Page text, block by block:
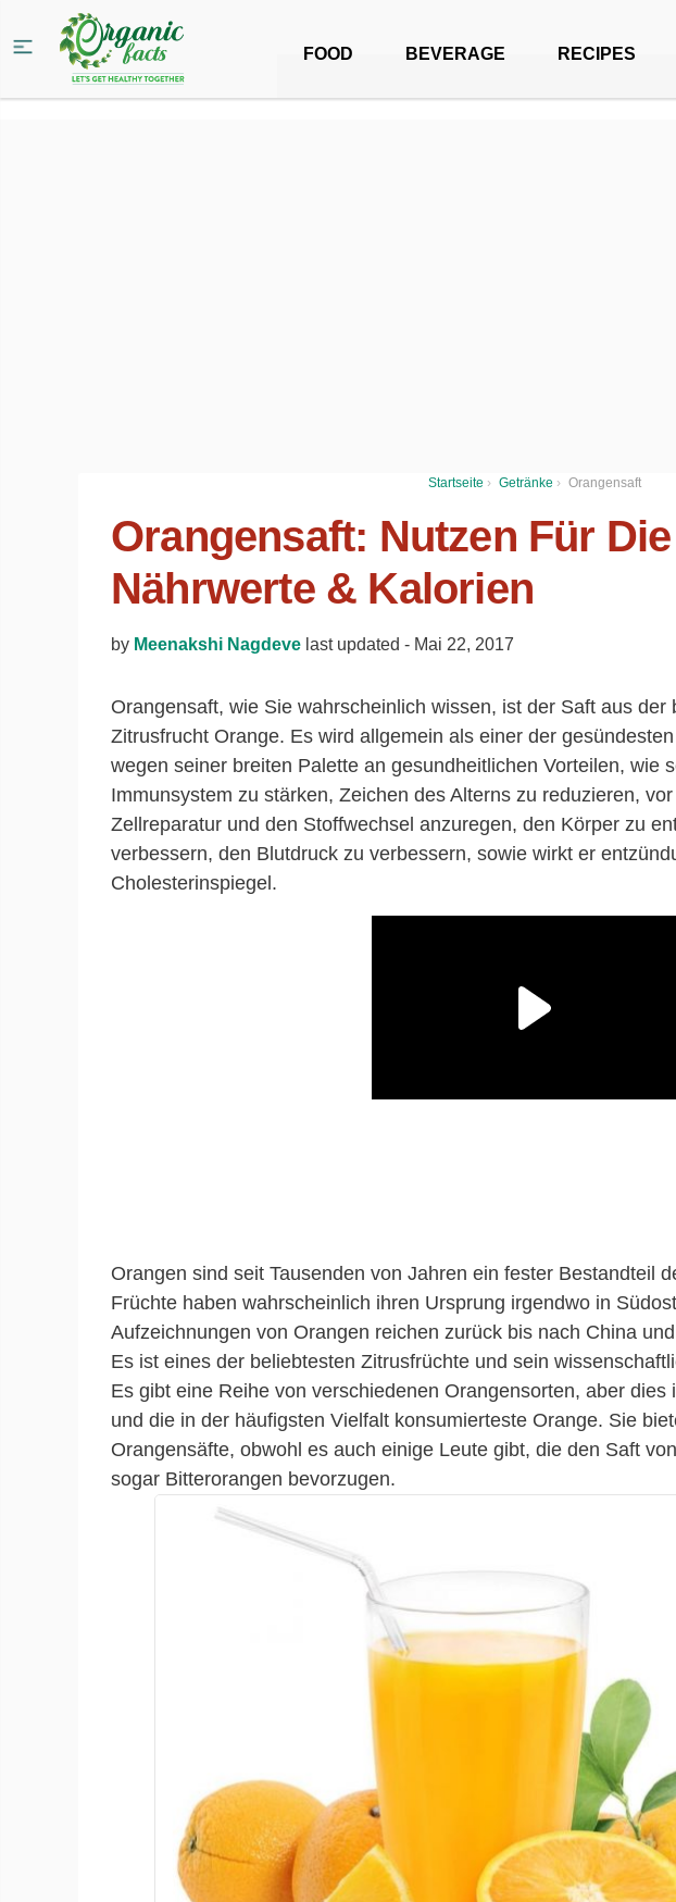
FOOD BEVERAGE RECIPES
Startseite › Getränke › Orangensaft
Orangensaft: Nutzen Für
Nährwerte & Kalorien
by Meenakshi Nagdeve last updated - Mai 22, 2017
Orangensaft, wie Sie wahrscheinlich wissen, ist der Saft aus der
Zitrusfrucht Orange. Es wird allgemein als einer der
wegen seiner breiten Palette an gesundheitlichen Vorteilen, wie
Immunsystem zu stärken, Zeichen des Alterns zu reduzieren,
Zellreparatur und den Stoffwechsel anzuregen, den Körper zu
verbessern, den Blutdruck zu verbessern, sowie wirkt er
Cholesterinspiegel.
Orangen sind seit Tausenden von Jahren ein fester Bestandteil
Früchte haben wahrscheinlich ihren Ursprung irgendwo in
Aufzeichnungen von Orangen reichen zurück bis nach China
Es ist eines der beliebtesten Zitrusfrüchte und sein
Es gibt eine Reihe von verschiedenen Orangensorten, aber
und die in der häufigsten Vielfalt konsumierteste Orange. Sie
Orangensäfte, obwohl es auch einige Leute gibt, die den Saft
sogar Bitterorangen bevorzugen.